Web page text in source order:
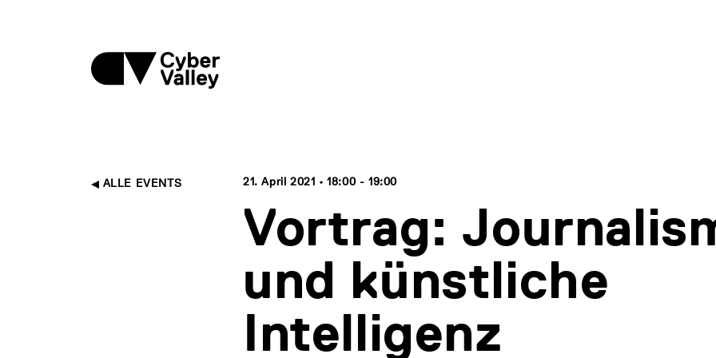
ALLE EVENTS 21. April 2021 • 18:00 - 19:00
Vortrag:
und künstliche
Intelligenz